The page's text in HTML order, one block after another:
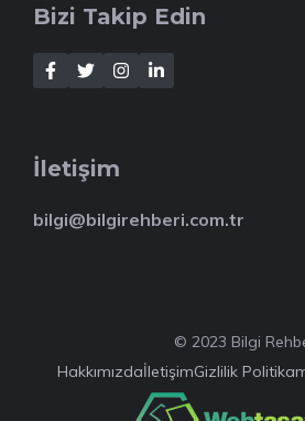
Bizi Takip Edin
İletişim
bilgi@bilgirehberi.com.tr
© 2023 Bilgi
HakkımızdaİletişimGizlilik